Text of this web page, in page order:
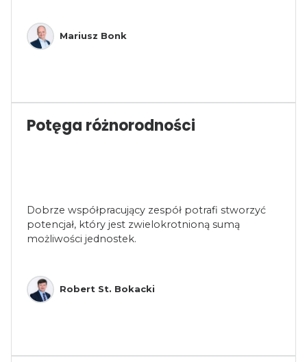
Mariusz Bonk
Potęga różnorodności
Dobrze współpracujący zespół potrafi stworzyć
potencjał, który jest zwielokrotnioną sumą
możliwości jednostek.
Robert St. Bokacki